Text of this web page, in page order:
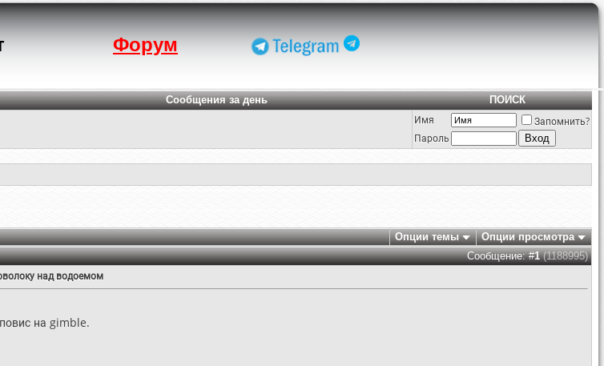
Форум
Сообщения за день ПОИСК
Имя
Запомнить?
Пароль
Опции темы
Опции просмотра
Сообщение: #1(1188995)
над водоемом
на gimble.